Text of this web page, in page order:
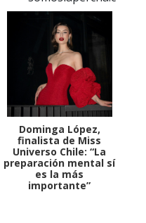
Dominga López,
finalista de Miss
Universo Chile: “La
preparación mental sí
es la más
importante”